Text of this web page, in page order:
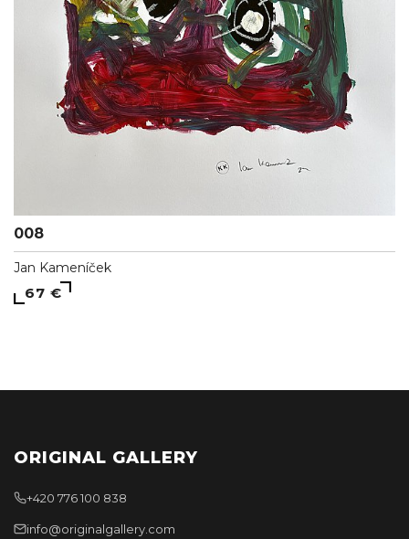
008
Jan Kameníček
67 €
ORIGINAL GALLERY
+420 776 100 838
info@originalgallery.com